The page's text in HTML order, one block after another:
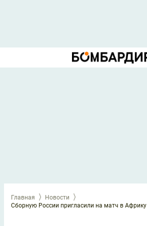
Главная
Новости
Сборную России пригласили на матч в Африку